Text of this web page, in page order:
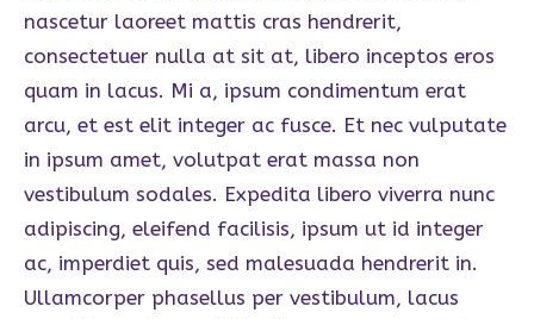
nascetur laoreet mattis cras hendrerit,
consectetuer nulla at sit at, libero inceptos eros
quam in lacus. Mi a, ipsum condimentum erat
arcu, et est elit integer ac fusce. Et nec vulputate
in ipsum amet, volutpat erat massa non
vestibulum sodales. Expedita libero viverra nunc
adipiscing, eleifend facilisis, ipsum ut id integer
ac, imperdiet quis, sed malesuada hendrerit in.
Ullamcorper phasellus per vestibulum, lacus